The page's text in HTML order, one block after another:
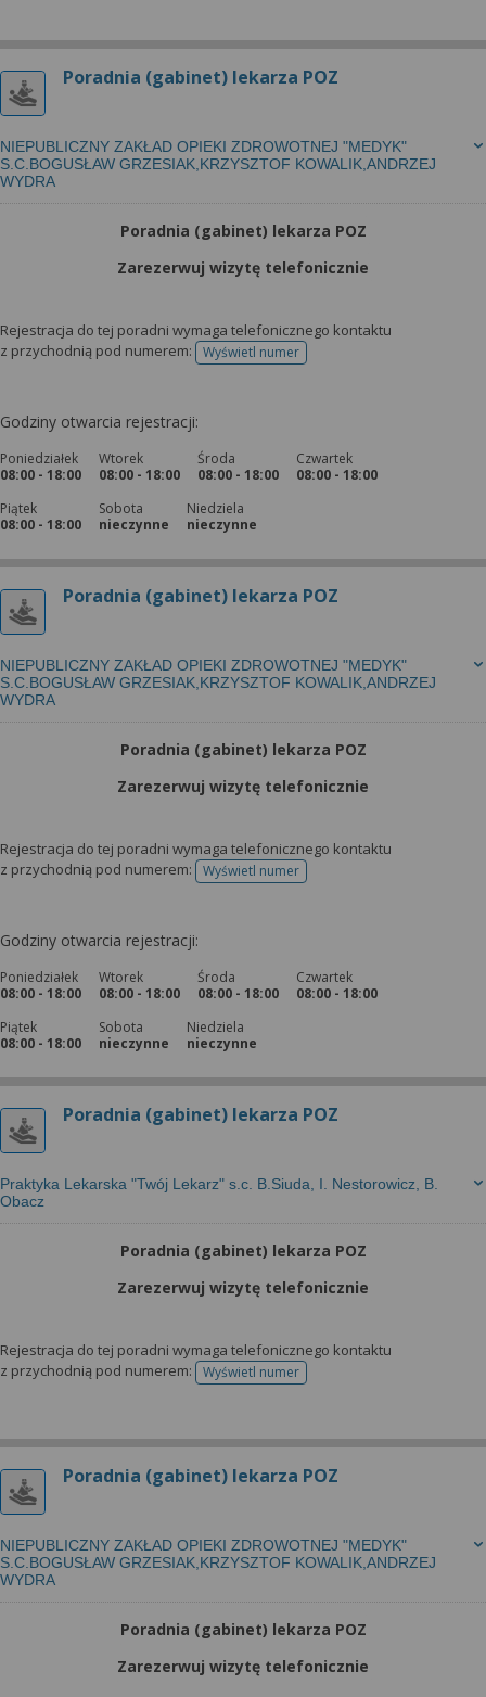
Poradnia (gabinet) lekarza POZ
NIEPUBLICZNY ZAKŁAD OPIEKI ZDROWOTNEJ "MEDYK"
S.C.BOGUSŁAW GRZESIAK,KRZYSZTOF KOWALIK,ANDRZEJ
WYDRA
Poradnia (gabinet) lekarza POZ
Zarezerwuj wizytę telefonicznie
Rejestracja do tej poradni wymaga telefonicznego kontaktu
z przychodnią pod numerem:
Wyświetl numertelefonu do rejestracji
Godziny otwarcia rejestracji:
Poniedziałek
08:00 - 18:00
Wtorek
08:00 - 18:00
Środa
08:00 - 18:00
Czwartek
08:00 - 18:00
Piątek
08:00 - 18:00
Sobota
nieczynne
Niedziela
nieczynne
Poradnia (gabinet) lekarza POZ
NIEPUBLICZNY ZAKŁAD OPIEKI ZDROWOTNEJ "MEDYK"
S.C.BOGUSŁAW GRZESIAK,KRZYSZTOF KOWALIK,ANDRZEJ
WYDRA
Poradnia (gabinet) lekarza POZ
Zarezerwuj wizytę telefonicznie
Rejestracja do tej poradni wymaga telefonicznego kontaktu
z przychodnią pod numerem:
Wyświetl numertelefonu do rejestracji
Godziny otwarcia rejestracji:
Poniedziałek
08:00 - 18:00
Wtorek
08:00 - 18:00
Środa
08:00 - 18:00
Czwartek
08:00 - 18:00
Piątek
08:00 - 18:00
Sobota
nieczynne
Niedziela
nieczynne
Poradnia (gabinet) lekarza POZ
Praktyka Lekarska "Twój Lekarz" s.c. B.Siuda, I. Nestorowicz, B.
Obacz
Poradnia (gabinet) lekarza POZ
Zarezerwuj wizytę telefonicznie
Rejestracja do tej poradni wymaga telefonicznego kontaktu
z przychodnią pod numerem:
Wyświetl numertelefonu do rejestracji
Poradnia (gabinet) lekarza POZ
NIEPUBLICZNY ZAKŁAD OPIEKI ZDROWOTNEJ "MEDYK"
S.C.BOGUSŁAW GRZESIAK,KRZYSZTOF KOWALIK,ANDRZEJ
WYDRA
Poradnia (gabinet) lekarza POZ
Zarezerwuj wizytę telefonicznie